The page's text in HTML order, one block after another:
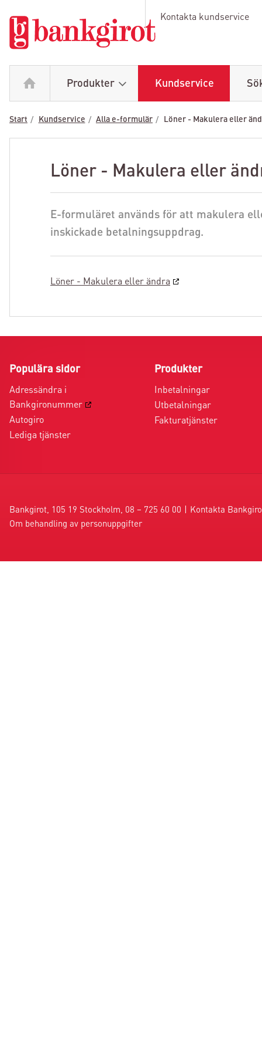
Kontakta kundservice
Produkter Kundservice
Start Kundservice Alla e-formulär Löner - Makulera eller
Löner - Makulera eller
E-formuläret används för att makulera
inskickade betalningsuppdrag.
Löner - Makulera eller ändra
Populära sidor
Adressändra i
Bankgironummer
Autogiro
Lediga tjänster
Produkter
Inbetalningar
Utbetalningar
Fakturatjänster
Bankgirot, 105 19 Stockholm, 08 – 725 60 00
Kontakta
Om behandling av personuppgifter